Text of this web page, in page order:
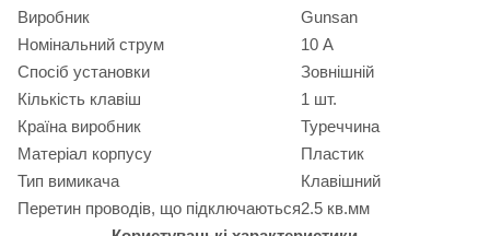
Виробник
Gunsan
Номінальний струм
10 А
Спосіб установки
Зовнішній
Кількість клавіш
1 шт.
Країна виробник
Туреччина
Матеріал корпусу
Пластик
Тип вимикача
Клавішний
Перетин проводів, що підключаються2.5 кв.мм